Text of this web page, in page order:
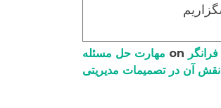
مهارت حل مسئله
آن در تصمیمات مدیریتی